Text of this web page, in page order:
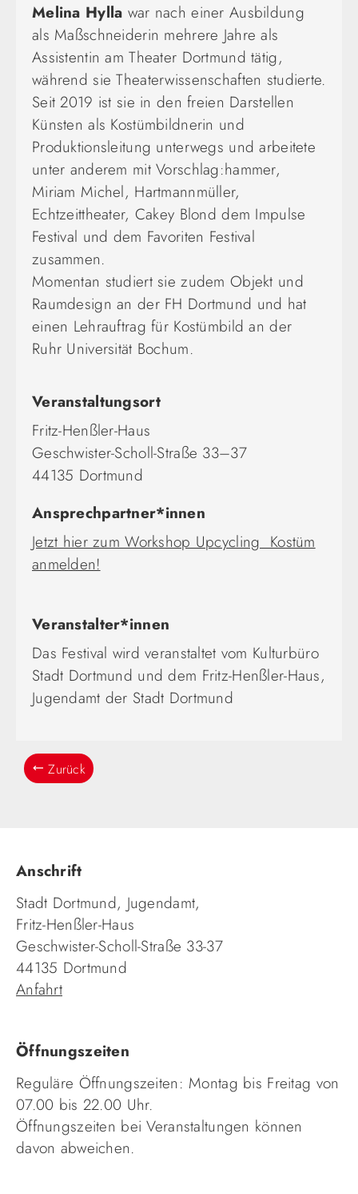
Melina Hylla war nach einer Ausbildung
als Maßschneiderin mehrere Jahre als
Assistentin am Theater Dortmund tätig,
während sie Theaterwissenschaften studierte.
Seit 2019 ist sie in den freien Darstellen
Künsten als Kostümbildnerin und
Produktionsleitung unterwegs und arbeitete
unter anderem mit Vorschlag:hammer,
Miriam Michel, Hartmannmüller,
Echtzeittheater, Cakey Blond dem Impulse
Festival und dem Favoriten Festival
zusammen.
Momentan studiert sie zudem Objekt und
Raumdesign an der FH Dortmund und hat
einen Lehrauftrag für Kostümbild an der
Ruhr Universität Bochum.
Veranstaltungsort
Fritz-Henßler-Haus
Geschwister-Scholl-Straße 33–37
44135 Dortmund
Ansprechpartner*innen
Jetzt hier zum Workshop Upcycling Kostüm
anmelden!
Veranstalter*innen
Das Festival wird veranstaltet vom Kulturbüro
Stadt Dortmund und dem Fritz-Henßler-Haus,
Jugendamt der Stadt Dortmund
Zurück
Anschrift
Stadt Dortmund, Jugendamt,
Fritz-Henßler-Haus
Geschwister-Scholl-Straße 33-37
44135 Dortmund
Anfahrt
Öffnungszeiten
Reguläre Öffnungszeiten: Montag bis Freitag von
07.00 bis 22.00 Uhr.
Öffnungszeiten bei Veranstaltungen können
davon abweichen.